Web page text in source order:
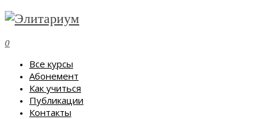
0
Все курсы
Абонемент
Как учиться
Публикации
Контакты